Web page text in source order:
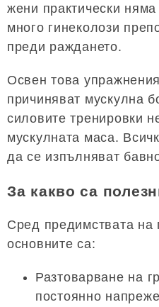
жени практически
много гинеколози
преди раждането.
Освен това
причиняват мускулна
силовите тренировки
мускулната маса.
да се изпълняват
За какво са
Сред предимствата на
основните са:
Разтоварване на
постоянно